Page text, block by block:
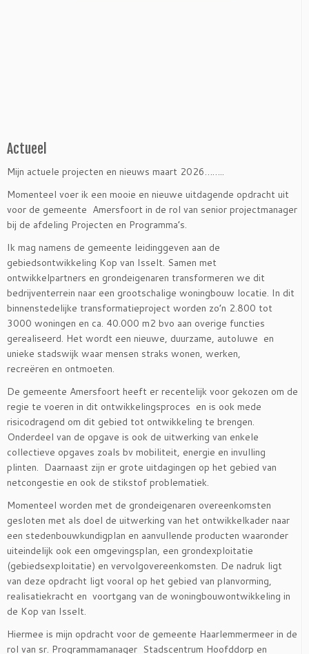
Actueel
Mijn actuele projecten en nieuws maart 2026……..
Momenteel voer ik een mooie en nieuwe uitdagende opdracht uit
voor de gemeente Amersfoort in de rol van senior projectmanager
bij de afdeling Projecten en Programma’s.
Ik mag namens de gemeente leidinggeven aan de
gebiedsontwikkeling Kop van Isselt. Samen met
ontwikkelpartners en grondeigenaren transformeren we dit
bedrijventerrein naar een grootschalige woningbouw locatie. In dit
binnenstedelijke transformatieproject worden zo’n 2.800 tot
3000 woningen en ca. 40.000 m2 bvo aan overige functies
gerealiseerd. Het wordt een nieuwe, duurzame, autoluwe en
unieke stadswijk waar mensen straks wonen, werken,
recreëren en ontmoeten.
De gemeente Amersfoort heeft er recentelijk voor gekozen om de
regie te voeren in dit ontwikkelingsproces en is ook mede
risicodragend om dit gebied tot ontwikkeling te brengen.
Onderdeel van de opgave is ook de uitwerking van enkele
collectieve opgaves zoals bv mobiliteit, energie en invulling
plinten. Daarnaast zijn er grote uitdagingen op het gebied van
netcongestie en ook de stikstof problematiek.
Momenteel worden met de grondeigenaren overeenkomsten
gesloten met als doel de uitwerking van het ontwikkelkader naar
een stedenbouwkundigplan en aanvullende producten waaronder
uiteindelijk ook een omgevingsplan, een grondexploitatie
(gebiedsexploitatie) en vervolgovereenkomsten. De nadruk ligt
van deze opdracht ligt vooral op het gebied van planvorming,
realisatiekracht en voortgang van de woningbouwontwikkeling in
de Kop van Isselt.
Hiermee is mijn opdracht voor de gemeente Haarlemmermeer in de
rol van sr. Programmamanager Stadscentrum Hoofddorp en